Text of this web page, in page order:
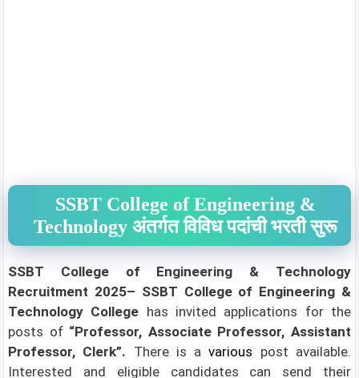
SSBT College of Engineering &
Technology अंतर्गत विविध पदांची भरती सुरू
SSBT College of Engineering & Technology
Recruitment 2025– SSBT College of Engineering &
Technology College has invited applications for the
posts of “Professor, Associate Professor, Assistant
Professor, Clerk”. There is a various post available.
Interested and eligible candidates can send their